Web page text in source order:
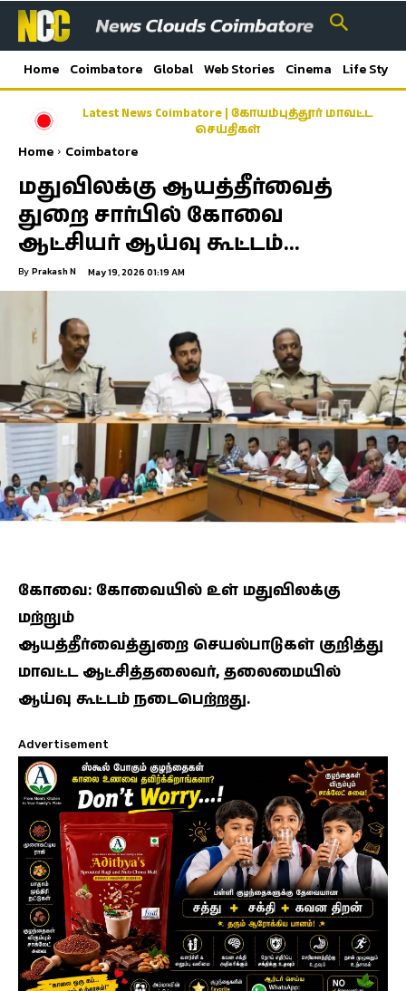
Home Coimbatore Global Web Stories Cinema Life Style
Latest News Coimbatore | கோயம்புத்தூர் மாவட்ட
செய்திகள்
Home Coimbatore
மதுவிலக்கு ஆயத்தீர்வைத்
துறை சார்பில் கோவை
ஆட்சியர் ஆய்வு கூட்டம்…
By Prakash N May 19, 2026 01:19 AM
கோவை: கோவையில் உள் மதுவிலக்கு
மற்றும்
ஆயத்தீர்வைத்துறை செயல்பாடுகள் குறித்து
மாவட்ட ஆட்சித்தலைவர், தலைமையில்
ஆய்வு கூட்டம் நடைபெற்றது.
Advertisement